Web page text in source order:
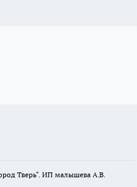
Тверь". ИП малышева А.В.